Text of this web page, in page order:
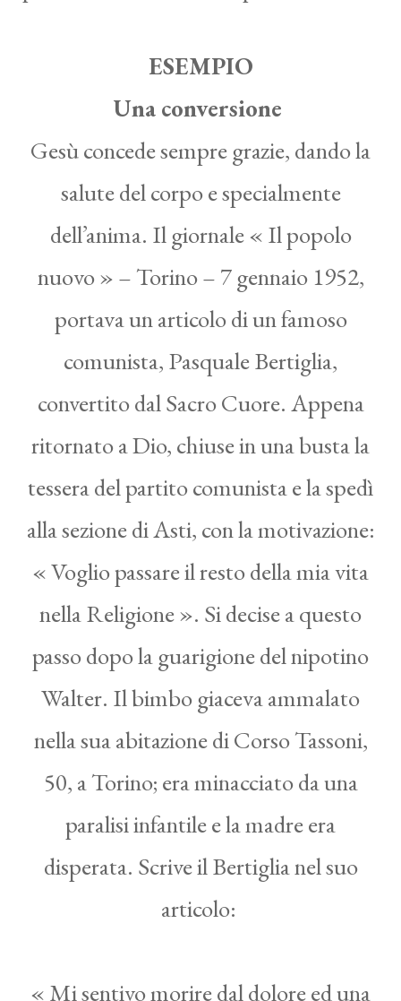
ESEMPIO
Una conversione
Gesù concede sempre grazie, dando la
salute del corpo e specialmente
dell’anima. Il giornale « Il popolo
nuovo » – Torino – 7 gennaio 1952,
portava un articolo di un famoso
comunista, Pasquale Bertiglia,
convertito dal Sacro Cuore. Appena
ritornato a Dio, chiuse in una busta la
tessera del partito comunista e la spedì
alla sezione di Asti, con la motivazione:
« Voglio passare il resto della mia vita
nella Religione ». Si decise a questo
passo dopo la guarigione del nipotino
Walter. Il bimbo giaceva ammalato
nella sua abitazione di Corso Tassoni,
50, a Torino; era minacciato da una
paralisi infantile e la madre era
disperata. Scrive il Bertiglia nel suo
articolo:
« Mi sentivo morire dal dolore ed una